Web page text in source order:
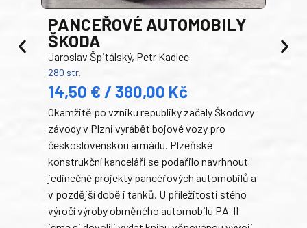
PANCEŘOVÉ AUTOMOBILY
ŠKODA
Jaroslav Špitálský, Petr Kadlec
280 str.
14,50 € / 380,00 Kč
Okamžitě po vzniku republiky začaly Škodovy
závody v Plzni vyrábět bojové vozy pro
československou armádu. Plzeňské
konstrukční kanceláři se podařilo navrhnout
jedinečné projekty pancéřových automobilů a
v pozdější době i tanků. U příležitosti stého
výročí výroby obrněného automobilu PA-II